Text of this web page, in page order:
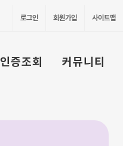
로그인 회원가입 사이트맵
인증조회 커뮤니티